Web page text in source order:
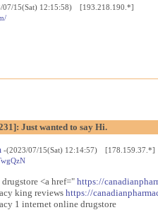
07/15(Sat) 12:15:58) [193.218.190.*]
Just wanted to say Hi.
-(2023/07/15(Sat) 12:14:57) [178.159.37.*]
<a href=" https://
king reviews https://
1 internet online drugstore